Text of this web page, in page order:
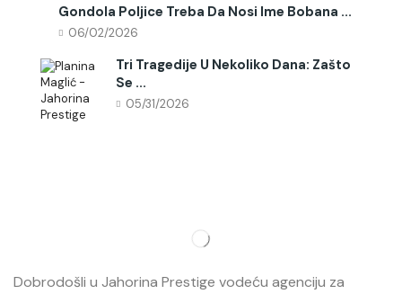
Gondola Poljice Treba Da Nosi Ime Bobana ...
06/02/2026
Tri Tragedije U Nekoliko Dana: Zašto
Se ...
05/31/2026
Dobrodošli u Jahorina Prestige vodeću agenciju za